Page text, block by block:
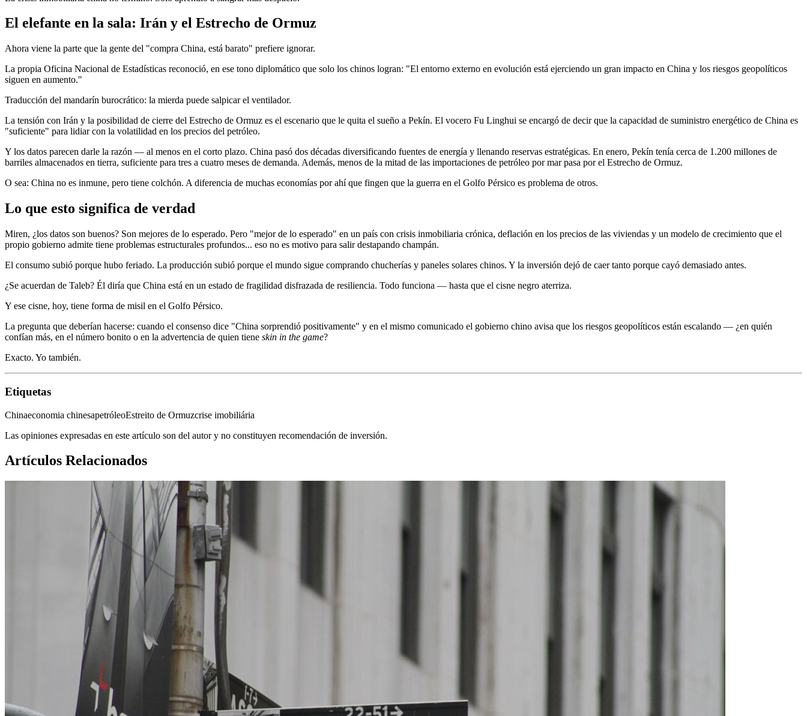
El elefante en la sala: Irán y el Estrecho de Ormuz
Ahora viene la parte que la gente del "compra China, está barato" prefiere ignorar.
La propia Oficina Nacional de Estadísticas reconoció, en ese tono diplomático que solo los chinos logran: "El entorno externo en evolución está ejerciendo un gran impacto en China y los riesgos geopolíticos
siguen en aumento."
Traducción del mandarín burocrático: la mierda puede salpicar el ventilador.
La tensión con Irán y la posibilidad de cierre del Estrecho de Ormuz es el escenario que le quita el sueño a Pekín. El vocero Fu Linghui se encargó de decir que la capacidad de suministro energético de China es
"suficiente" para lidiar con la volatilidad en los precios del petróleo.
Y los datos parecen darle la razón — al menos en el corto plazo. China pasó dos décadas diversificando fuentes de energía y llenando reservas estratégicas. En enero, Pekín tenía cerca de 1.200 millones de
barriles almacenados en tierra, suficiente para tres a cuatro meses de demanda. Además, menos de la mitad de las importaciones de petróleo por mar pasa por el Estrecho de Ormuz.
O sea: China no es inmune, pero tiene colchón. A diferencia de muchas economías por ahí que fingen que la guerra en el Golfo Pérsico es problema de otros.
Lo que esto significa de verdad
Miren, ¿los datos son buenos? Son mejores de lo esperado. Pero "mejor de lo esperado" en un país con crisis inmobiliaria crónica, deflación en los precios de las viviendas y un modelo de crecimiento que el
propio gobierno admite tiene problemas estructurales profundos... eso no es motivo para salir destapando champán.
El consumo subió porque hubo feriado. La producción subió porque el mundo sigue comprando chucherías y paneles solares chinos. Y la inversión dejó de caer tanto porque cayó demasiado antes.
¿Se acuerdan de Taleb? Él diría que China está en un estado de fragilidad disfrazada de resiliencia. Todo funciona — hasta que el cisne negro aterriza.
Y ese cisne, hoy, tiene forma de misil en el Golfo Pérsico.
La pregunta que deberían hacerse: cuando el consenso dice "China sorprendió positivamente" y en el mismo comunicado el gobierno chino avisa que los riesgos geopolíticos están escalando — ¿en quién
confían más, en el número bonito o en la advertencia de quien tiene skin in the game?
Exacto. Yo también.
Etiquetas
Chinaeconomia chinesapetróleoEstreito de Ormuzcrise imobiliária
Las opiniones expresadas en este artículo son del autor y no constituyen recomendación de inversión.
Artículos Relacionados